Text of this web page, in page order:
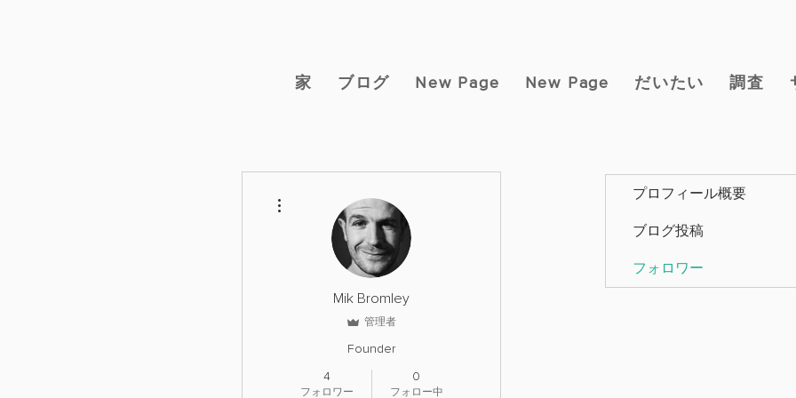
家 ブログ New Page New Page だいたい 調査
Mik Bromley
管理者
Founder
4
フォロワー
0
フォロー中
プロフィール概要
ブログ投稿
フォロワー